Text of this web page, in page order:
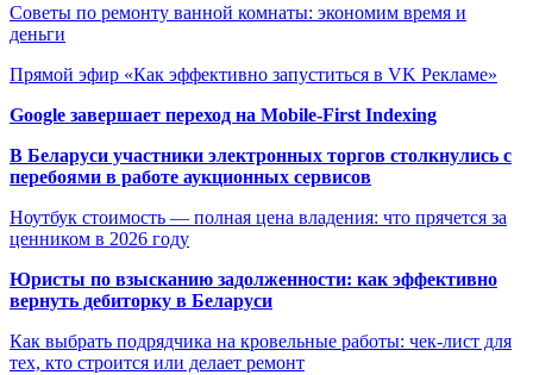
Советы по ремонту ванной комнаты: экономим время и
деньги
Прямой эфир «Как эффективно запуститься в VK Рекламе»
Google завершает переход на Mobile-First Indexing
В Беларуси участники электронных торгов столкнулись с
перебоями в работе аукционных сервисов
Ноутбук стоимость — полная цена владения: что прячется за
ценником в 2026 году
Юристы по взысканию задолженности: как эффективно
вернуть дебиторку в Беларуси
Как выбрать подрядчика на кровельные работы: чек-лист для
тех, кто строится или делает ремонт